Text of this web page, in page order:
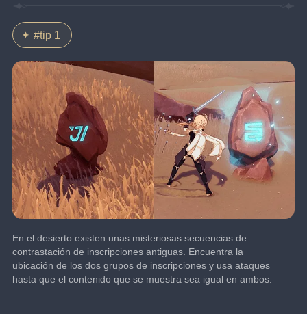
#tip 1
En el desierto existen unas misteriosas secuencias de
contrastación de inscripciones antiguas. Encuentra la
ubicación de los dos grupos de inscripciones y usa ataques
hasta que el contenido que se muestra sea igual en ambos.